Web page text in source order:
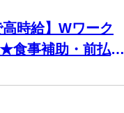
時給】Wワーク
食事補助・前払い